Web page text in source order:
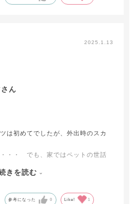
2025.1.13
ん
は初めてでしたが、外出時のスカ
・・ でも、家ではペットの世話
ョーツ」です！ お腹にもとって
ートでしたら、その差は良くお解
きを読む
参考になった 0 Like! 1